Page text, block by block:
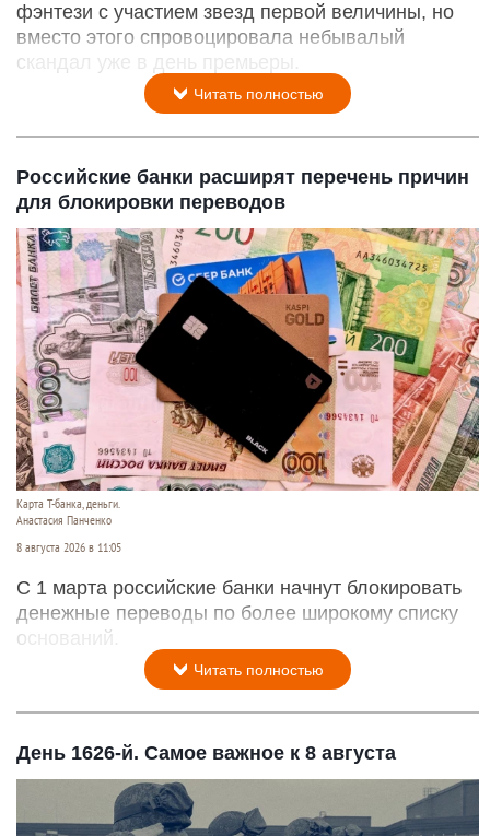
фэнтези с участием звезд первой величины, но
вместо этого спровоцировала небывалый
скандал уже в день премьеры.
Читать полностью
Российские банки расширят перечень причин
для блокировки переводов
Карта Т-банка, деньги.
Анастасия Панченко
8 августа 2026 в 11:05
С 1 марта российские банки начнут блокировать
денежные переводы по более широкому списку
оснований.
Читать полностью
День 1626-й. Самое важное к 8 августа